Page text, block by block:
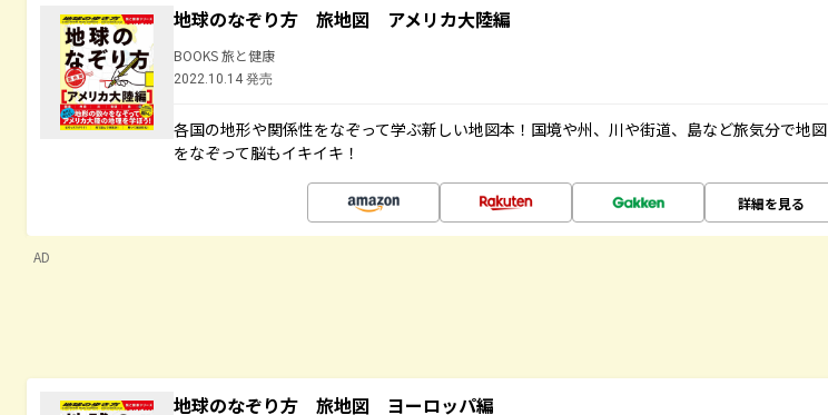
地球のなぞり方 旅地図 アメリカ大陸編
BOOKS 旅と健康
2022.10.14 発売
各国の地形や関係性をなぞって学ぶ新しい地図本！国境や州、川や街道、島など旅気分で地図
をなぞって脳もイキイキ！
詳細を見る
AD
地球のなぞり方 旅地図 ヨーロッパ編